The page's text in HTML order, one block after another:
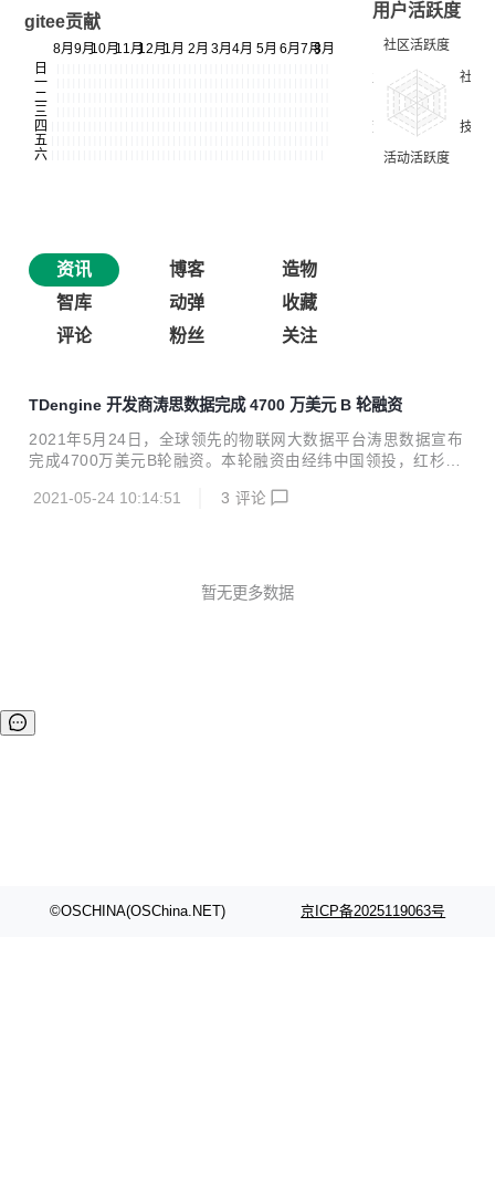
gitee贡献
用户活跃度
资讯 博客
造物
智库
动弹
收藏
评论
粉丝 关注
TDengine 开发商涛思数据完成 4700 万美元 B 轮融资
2021年5月24日，全球领先的物联网大数据平台涛思数据宣布
完成4700万美元B轮融资。本轮融资由经纬中国领投，红杉资
家财务顾问。融资资金将主要用于技术研发与市场拓展。 涛思
网大数据平台TDengine，可广泛运用于物联网、车联网、工
2021-05-24 10:14:51 3 评论
暂无更多数据
©OSCHINA(OSChina.NET) 京ICP备2025119063号